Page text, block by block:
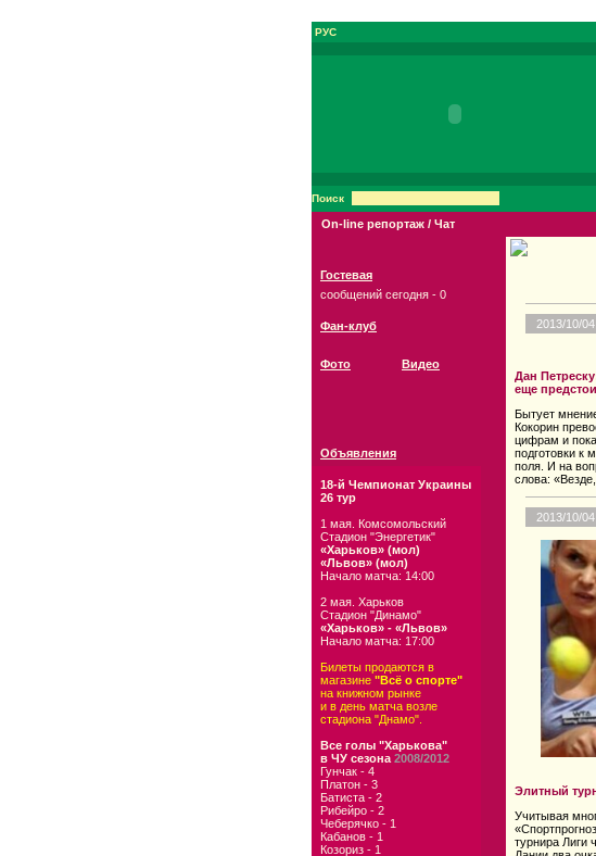
РУС
Поиск
On-line репортаж / Чат
Гостевая
сообщений сегодня - 0
Фан-клуб
Фото Видео
Объявления
18-й Чемпионат Украины
26 тур
1 мая. Комсомольский
Стадион "Энергетик"
«Харьков» (мол)
«Львов» (мол)
Начало матча: 14:00
2 мая. Харьков
Стадион "Динамо"
«Харьков» - «Львов»
Начало матча: 17:00
Билеты продаются в
магазине "Всё о спорте"
на книжном рынке
и в день матча возле
стадиона "Днамо".
Все голы "Харькова"
в ЧУ сезона 2008/2012
Гунчак - 4
Платон - 3
Батиста - 2
Рибейро - 2
Чеберячко - 1
Кабанов - 1
Козориз - 1
2013/10/04
Дан
еще
Бытует
Кокорин
цифрам и
подготовки к
поля. И на
слова:
2013/10/04
Элитный
Учитывая
турнира Лиги